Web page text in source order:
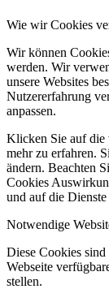
Wie wir Cookies
Wir können
werden. Wir
unsere Websites
Nutzererfahrung
anpassen.
Klicken Sie auf die
mehr zu erfahren.
ändern. Beachten
Cookies
und auf die
Notwendige
Diese Cookies
Webseite
stellen.